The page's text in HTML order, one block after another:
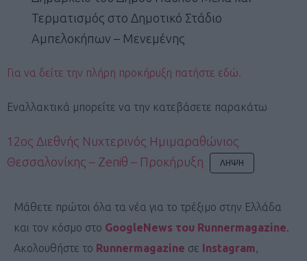
Τερματισμός στο Δημοτικό Στάδιο
Αμπελοκήπων – Μενεμένης
Για να δείτε την πλήρη προκήρυξη πατήστε εδώ.
Εναλλακτικά μπορείτε να την κατεβάσετε παρακάτω
12ος Διεθνής Νυχτερινός Ημιμαραθώνιος
Θεσσαλονίκης – Zeniθ – Προκήρυξη
ΛΉΨΗ
Μάθετε πρώτοι όλα τα νέα για το τρέξιμο στην Ελλάδα
και τον κόσμο στο GoogleNews του Runnermagazine.
Ακολουθήστε το Runnermagazine σε Instagram,